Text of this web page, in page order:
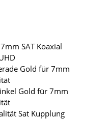
SAT Koaxial
Gold für 7mm
Gold für 7mm
Sat Kupplung